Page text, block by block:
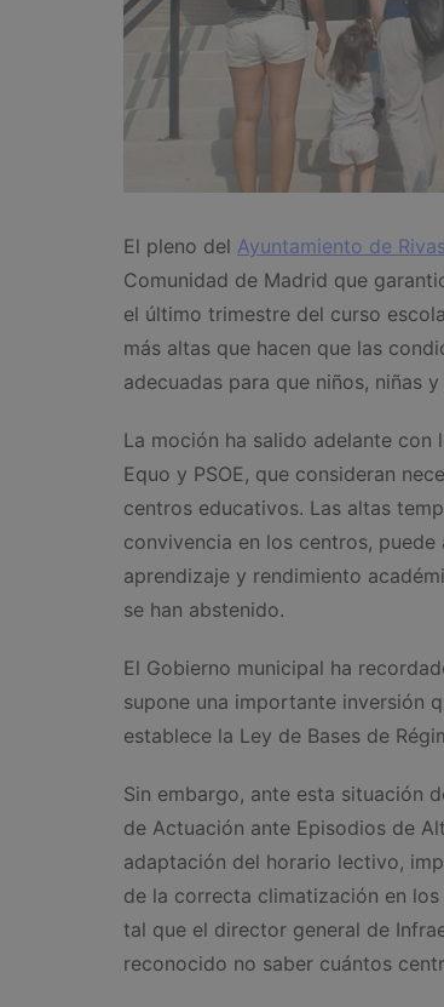
El pleno del Ayuntamiento de
Comunidad de Madrid que
el último trimestre del curso
más altas que hacen que las
adecuadas para que niños, niñas
La moción ha salido adelante
Equo y PSOE, que consideran
centros educativos. Las altas
convivencia en los centros,
aprendizaje y rendimiento
se han abstenido.
El Gobierno municipal ha
supone una importante inversión
establece la Ley de Bases de
Sin embargo, ante esta situación
de Actuación ante Episodios de
adaptación del horario lectivo,
de la correcta climatización en
tal que el director general de
reconocido no saber cuántos